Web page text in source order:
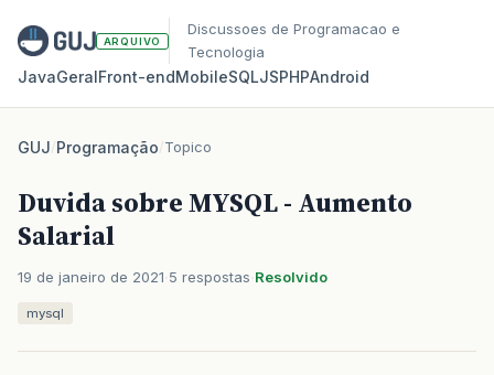
ARQUIVO
Discussoes de Programacao e
Tecnologia
JavaGeralFront‑endMobileSQLJSPHPAndroid
GUJ/Programação/Topico
Duvida sobre MYSQL - Aumento
Salarial
19 de janeiro de 2021 5 respostas Resolvido
mysql